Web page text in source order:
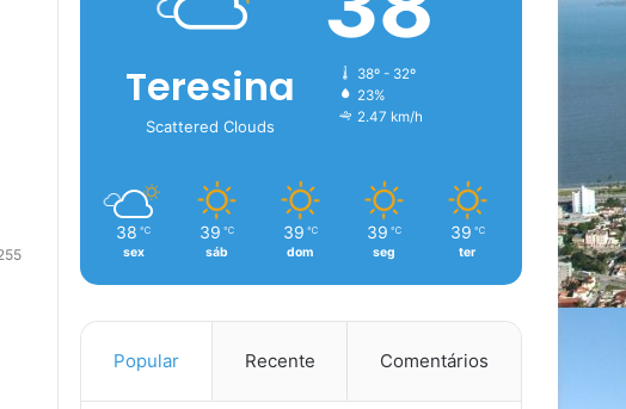
Teresina
Scattered Clouds
38º - 32º
23%
2.47 km/h
38 ℃
sex
39 ℃
sáb
39 ℃
dom
39 ℃
seg
39 ℃
ter
Popular Recente Comentários